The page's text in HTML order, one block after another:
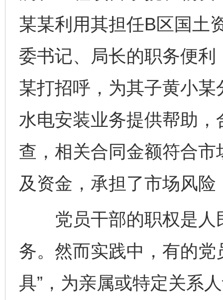
某某利用其担任B区国土
委书记、局长的职务便
某打招呼，为其子黄小
水电安装业务提供帮助
查，相关合同金额符合
及资金，承担了市场风
党员干部的职权是人
务。然而实践中，有的党
具”，为亲属或特定关系